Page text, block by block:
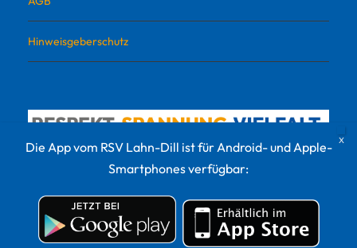
Hinweisgeberschutz
© 2022 RSV Lahn-Dill Sportvermarktungs GmbH
Die App vom RSV Lahn-Dill ist für Android- und Apple-
Smartphones verfügbar: